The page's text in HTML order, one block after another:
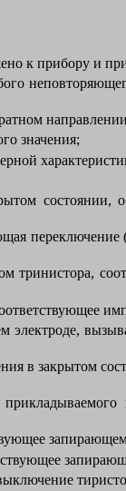
к прибору и
значения;
состоянии,
переключение
в закрытом